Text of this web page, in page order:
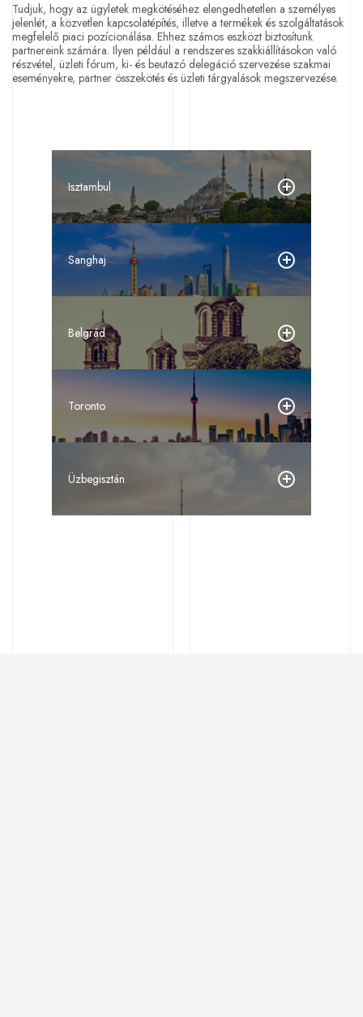
Tudjuk, hogy az ügyletek megkötéséhez elengedhetetlen a személyes
jelenlét, a közvetlen kapcsolatépítés, illetve a termékek és szolgáltatások
megfelelő piaci pozícionálása. Ehhez számos eszközt biztosítunk
partnereink számára. Ilyen például a rendszeres szakkiállításokon való
részvétel, üzleti fórum, ki- és beutazó delegáció szervezése szakmai
eseményekre, partner összekötés és üzleti tárgyalások megszervezése.
Isztambul
Sanghaj
Belgrád
Toronto
Üzbegisztán